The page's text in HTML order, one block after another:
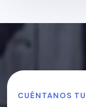
CUÉNTANOS